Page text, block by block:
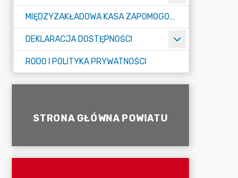
MIĘDZYZAKŁADOWA KASA ZAPOMOGOWO-POŻYCZKOWA
DEKLARACJA DOSTĘPNOŚCI
RODO I POLITYKA PRYWATNOŚCI
STRONA GŁÓWNA POWIATU